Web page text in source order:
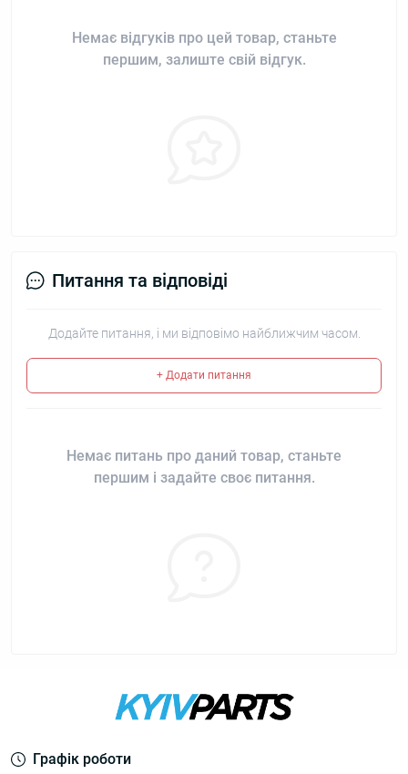
Немає відгуків про цей товар, станьте
першим, залиште свій відгук.
Питання та відповіді
Додайте питання, і ми відповімо найближчим часом.
+ Додати питання
Немає питань про даний товар, станьте
першим і задайте своє питання.
Графік роботи